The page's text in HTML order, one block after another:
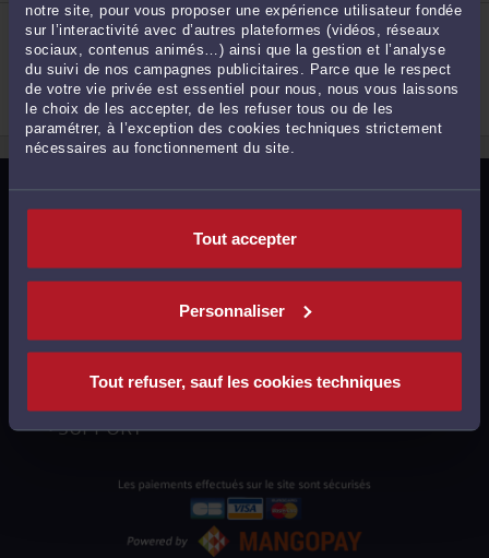
notre site, pour vous proposer une expérience utilisateur fondée
sur l’interactivité avec d’autres plateformes (vidéos, réseaux
sociaux, contenus animés…) ainsi que la gestion et l’analyse
du suivi de nos campagnes publicitaires. Parce que le respect
de votre vie privée est essentiel pour nous, nous vous laissons
le choix de les accepter, de les refuser tous ou de les
paramétrer, à l’exception des cookies techniques strictement
nécessaires au fonctionnement du site.
Tout accepter
Personnaliser
Tout refuser, sauf les cookies techniques
2
ME CAROLE DA SILVA
110 Route de Corbeil 91360 VILLEMOISSON-SUR-
ORGE
Droit de la famille, divorce, séparation
Droit pénal général
Réparation du préjudice corporel
MENTIONS LÉGALES
POLITIQUE DE CONFIDENTIALITÉ
POLITIQUE DES COOKIES
CGU AVOCATS
CGUV UTILISATEURS
PLAN DU SITE
SUPPORT